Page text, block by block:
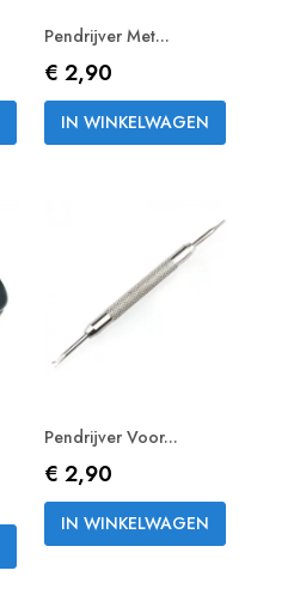
Pendrijver Met...
Prijs
€ 2,90
IN WINKELWAGEN
Pendrijver Voor...
Prijs
€ 2,90
IN WINKELWAGEN